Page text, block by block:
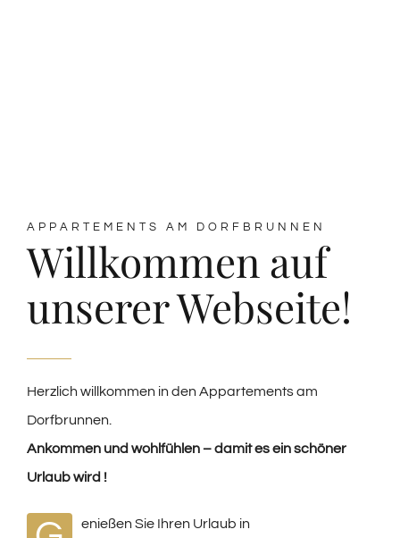
APPARTEMENTS AM DORFBRUNNEN
Willkommen auf
unserer Webseite!
Herzlich willkommen in den Appartements am
Dorfbrunnen.
Ankommen und wohlfühlen – damit es ein schöner
Urlaub wird !
enießen Sie Ihren Urlaub in